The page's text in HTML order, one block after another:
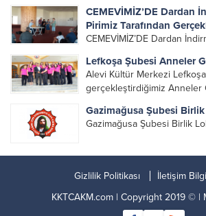
Genel Başkanı Tufan
Girne şubemize ziyarette
hakkında ve gündeme dair
bulundular....
CEMEVİMİZ’DE Dardan
Pirimiz Tarafından
CEMEVİMİZ’DE Dardan
Merkezi Genel Başkanı
Kaya’nın, 40 gün önce
Bahri KAYA canımızın
Lefkoşa Şubesi Anneler
Alevi Kültür Merkezi
gerçekleştirdiğimiz Anneler
gönülden desteğiyle
sonsuz teşekkür ederiz.
Gazimağusa Şubesi Birlik
Gazimağusa Şubesi Birlik
Gizlilik Politikası
İletişim
KKTCAKM.com | Copyright 2019 © |